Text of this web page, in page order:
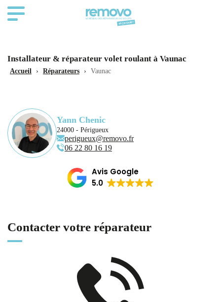
Installateur & réparateur volet roulant à Vaunac
Accueil › Réparateurs › Vaunac
Yann Chenic
24000 - Périgueux
perigueux@removo.fr
06 22 80 16 19
Avis Google
5.0
Contacter votre réparateur